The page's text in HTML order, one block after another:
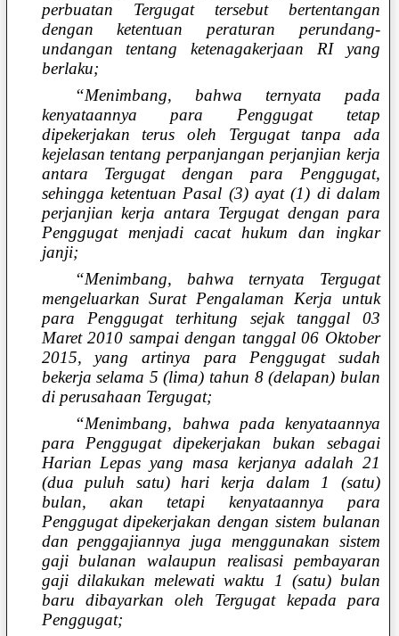
perbuatan Tergugat tersebut bertentangan
dengan ketentuan peraturan perundang-
undangan tentang ketenagakerjaan RI yang
berlaku;
“Menimbang, bahwa ternyata pada
kenyataannya para Penggugat tetap
dipekerjakan terus oleh Tergugat tanpa ada
kejelasan tentang perpanjangan perjanjian kerja
antara Tergugat dengan para Penggugat,
sehingga ketentuan Pasal (3) ayat (1) di dalam
perjanjian kerja antara Tergugat dengan para
Penggugat menjadi cacat hukum dan ingkar
janji;
“Menimbang, bahwa ternyata Tergugat
mengeluarkan Surat Pengalaman Kerja untuk
para Penggugat terhitung sejak tanggal 03
Maret 2010 sampai dengan tanggal 06 Oktober
2015, yang artinya para Penggugat sudah
bekerja selama 5 (lima) tahun 8 (delapan) bulan
di perusahaan Tergugat;
“Menimbang, bahwa pada kenyataannya
para Penggugat dipekerjakan bukan sebagai
Harian Lepas yang masa kerjanya adalah 21
(dua puluh satu) hari kerja dalam 1 (satu)
bulan, akan tetapi kenyataannya para
Penggugat dipekerjakan dengan sistem bulanan
dan penggajiannya juga menggunakan sistem
gaji bulanan walaupun realisasi pembayaran
gaji dilakukan melewati waktu 1 (satu) bulan
baru dibayarkan oleh Tergugat kepada para
Penggugat;